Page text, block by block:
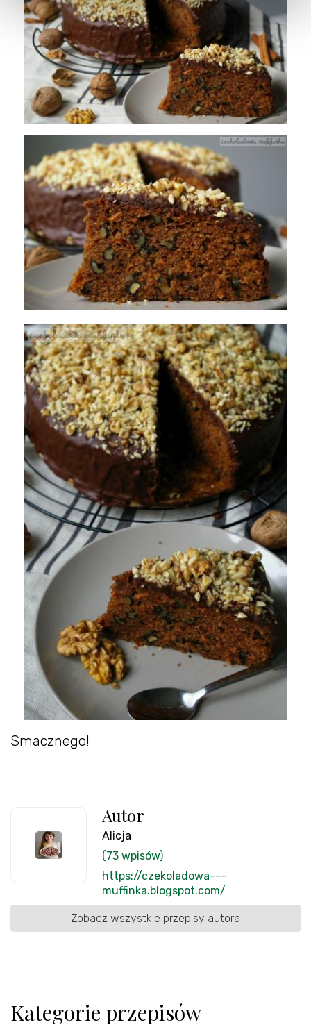
Smacznego!
Autor
Alicja
(73 wpisów)
https://czekoladowa---
muffinka.blogspot.com/
Zobacz wszystkie przepisy autora
Kategorie przepisów